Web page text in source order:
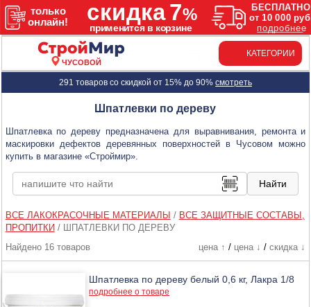
ЧУСОВОЙ
КАТЕГОРИИ
291 товаров со скидкой от 15% до 90% смотреть
Шпатлевки по дереву
Шпатлевка по дереву предназначена для выравнивания, ремонта и
маскировки дефектов деревянных поверхностей в Чусовом можно
купить в магазине «Строймир».
ВСЕ ЛАКОКРАСОЧНЫЕ МАТЕРИАЛЫ / ВСЕ ЗАЩИТНЫЕ СОСТАВЫ,
ПРОПИТКИ /
ШПАТЛЕВКИ ПО ДЕРЕВУ
Найдено 16 товаров
цена ↑ / цена ↓ / скидка ↓
Шпатлевка по дереву белый 0,6 кг, Лакра 1/8
подробнее о товаре